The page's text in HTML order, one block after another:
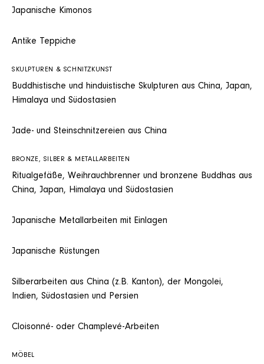
Japanische Kimonos
Antike Teppiche
SKULPTUREN & SCHNITZKUNST
Buddhistische und hinduistische Skulpturen aus China, Japan,
Himalaya und Südostasien
Jade- und Steinschnitzereien aus China
BRONZE, SILBER & METALLARBEITEN
Ritualgefäße, Weihrauchbrenner und bronzene Buddhas aus
China, Japan, Himalaya und Südostasien
Japanische Metallarbeiten mit Einlagen
Japanische Rüstungen
Silberarbeiten aus China (z.B. Kanton), der Mongolei,
Indien, Südostasien und Persien
Cloisonné- oder Champlevé-Arbeiten
MÖBEL